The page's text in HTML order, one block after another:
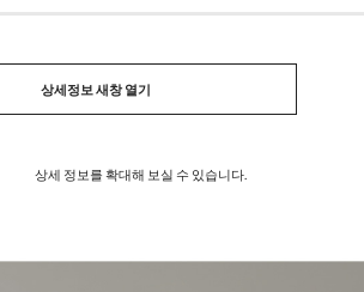
상세정보 새창 열기
상세 정보를 확대해 보실 수 있습니다.